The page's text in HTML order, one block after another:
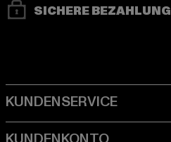
SICHERE BEZAHLUNG